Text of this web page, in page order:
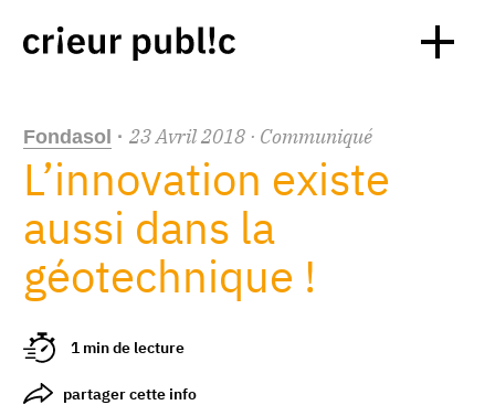
Fondasol · 23Avril2018 · Communiqué
L’innovation existe
aussi dans la
géotechnique !
1 min de lecture
partager cette info